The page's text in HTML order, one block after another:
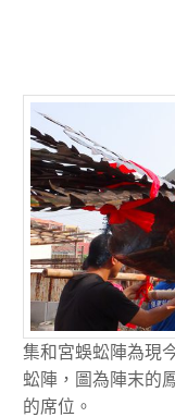
集和宮蜈蚣陣為現
蚣陣，圖為陣末的
的席位。